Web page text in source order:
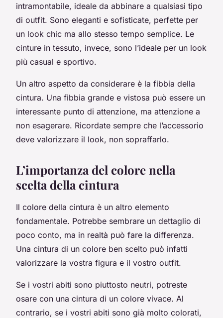
intramontabile, ideale da abbinare a qualsiasi tipo
di outfit. Sono eleganti e sofisticate, perfette per
un look chic ma allo stesso tempo semplice. Le
cinture in tessuto, invece, sono l’ideale per un look
più casual e sportivo.
Un altro aspetto da considerare è la fibbia della
cintura. Una fibbia grande e vistosa può essere un
interessante punto di attenzione, ma attenzione a
non esagerare. Ricordate sempre che l’accessorio
deve valorizzare il look, non sopraffarlo.
L’importanza del colore nella
scelta della cintura
Il colore della cintura è un altro elemento
fondamentale. Potrebbe sembrare un dettaglio di
poco conto, ma in realtà può fare la differenza.
Una cintura di un colore ben scelto può infatti
valorizzare la vostra figura e il vostro outfit.
Se i vostri abiti sono piuttosto neutri, potreste
osare con una cintura di un colore vivace. Al
contrario, se i vostri abiti sono già molto colorati,